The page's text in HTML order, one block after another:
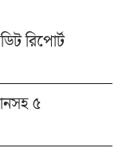
রিপোর্ট
৫